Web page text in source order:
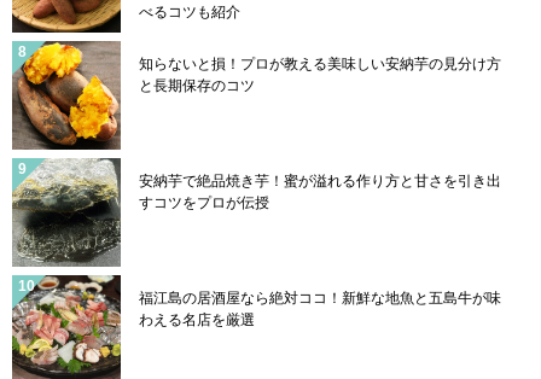
べるコツも紹介
知らないと損！プロが教える美味しい安納芋の見分け方
と長期保存のコツ
安納芋で絶品焼き芋！蜜が溢れる作り方と甘さを引き出
すコツをプロが伝授
福江島の居酒屋なら絶対ココ！新鮮な地魚と五島牛が味
わえる名店を厳選